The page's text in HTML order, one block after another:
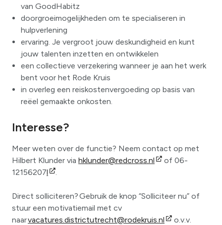
van GoodHabitz
doorgroeimogelijkheden om te specialiseren in
hulpverlening
ervaring. Je vergroot jouw deskundigheid en kunt
jouw talenten inzetten en ontwikkelen
een collectieve verzekering wanneer je aan het werk
bent voor het Rode Kruis
in overleg een reiskostenvergoeding op basis van
reëel gemaakte onkosten.
Interesse?
Meer weten over de functie? Neem contact op met
Hilbert Klunder via hklunder@redcross.nl
of 06-
12156207l .
Direct solliciteren? Gebruik de knop “Solliciteer nu” of
stuur een motivatiemail met cv
naarvacatures.districtutrecht@rodekruis.nl
o.v.v.